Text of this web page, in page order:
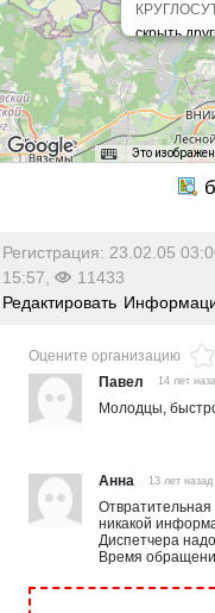
Это
Регистрация: 23.02.05
15:57,
11433
Редактировать
Оцените организацию
Павел
14 лет
Молодцы,
Анна 13 лет назад
Отвратительная
никакой
Диспетчера
Время